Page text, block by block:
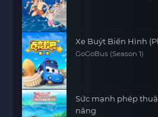
Xe Buýt Biến Hình
GoGoBus (Season 1)
Sức mạnh phép
năng